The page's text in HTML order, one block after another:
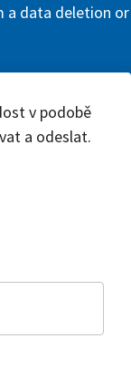
data deletion
v podobě
a odeslat.